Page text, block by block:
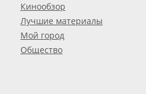
Кинообзор
Лучшие материалы
Мой город
Общество